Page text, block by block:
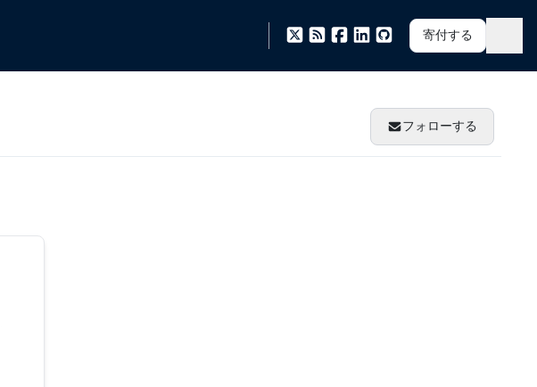
寄付する
フォローする